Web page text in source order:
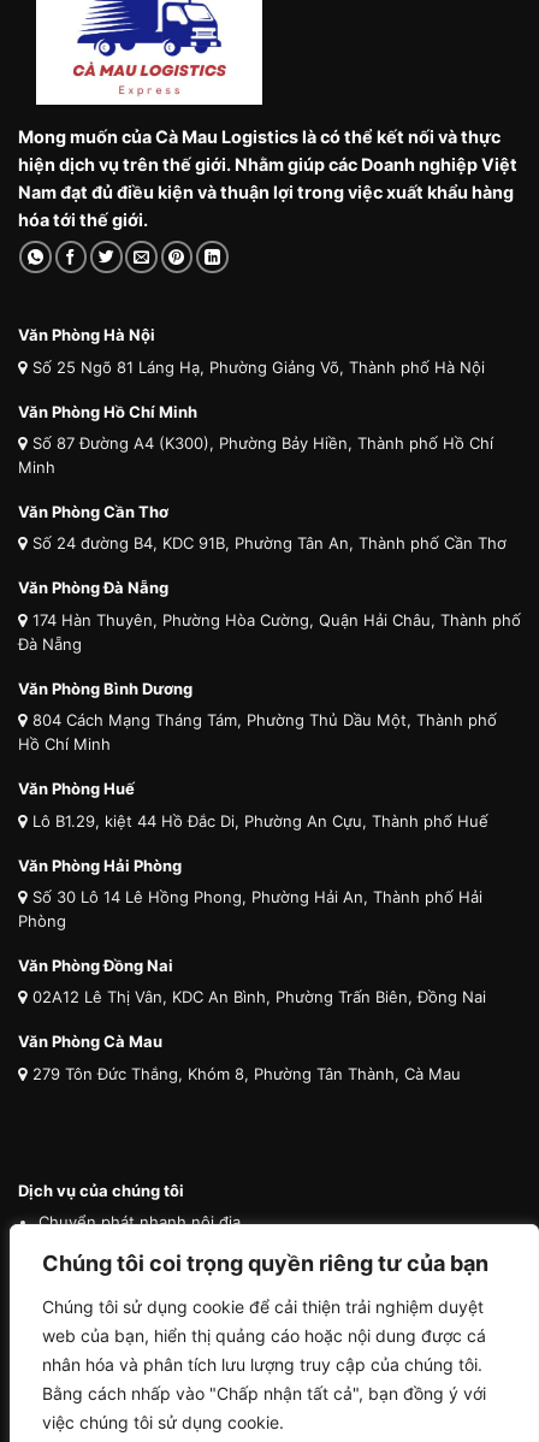
Chúng tôi coi trọng quyền riêng tư của bạn
Chúng tôi sử dụng cookie để cải thiện trải nghiệm duyệt
web của bạn, hiển thị quảng cáo hoặc nội dung được cá
nhân hóa và phân tích lưu lượng truy cập của chúng tôi.
Bằng cách nhấp vào "Chấp nhận tất cả", bạn đồng ý với
việc chúng tôi sử dụng cookie.
Mong muốn của Cà Mau Logistics là có thể kết nối và thực
hiện dịch vụ trên thế giới. Nhằm giúp các Doanh nghiệp Việt
Nam đạt đủ điều kiện và thuận lợi trong việc xuất khẩu hàng
hóa tới thế giới.
Văn Phòng Hà Nội
Số 25 Ngõ 81 Láng Hạ, Phường Giảng Võ, Thành phố Hà Nội
Văn Phòng Hồ Chí Minh
Số 87 Đường A4 (K300), Phường Bảy Hiền, Thành phố Hồ Chí
Minh
Văn Phòng Cần Thơ
Số 24 đường B4, KDC 91B, Phường Tân An, Thành phố Cần Thơ
Văn Phòng Đà Nẵng
174 Hàn Thuyên, Phường Hòa Cường, Quận Hải Châu, Thành phố
Đà Nẵng
Văn Phòng Bình Dương
804 Cách Mạng Tháng Tám, Phường Thủ Dầu Một, Thành phố
Hồ Chí Minh
Văn Phòng Huế
Lô B1.29, kiệt 44 Hồ Đắc Di, Phường An Cựu, Thành phố Huế
Văn Phòng Hải Phòng
Số 30 Lô 14 Lê Hồng Phong, Phường Hải An, Thành phố Hải
Phòng
Văn Phòng Đồng Nai
02A12 Lê Thị Vân, KDC An Bình, Phường Trấn Biên, Đồng Nai
Văn Phòng Cà Mau
279 Tôn Đức Thắng, Khóm 8, Phường Tân Thành, Cà Mau
Dịch vụ của chúng tôi
Chuyển phát nhanh nội địa
Chuyển phát nhanh quốc tế
Vận chuyển thú cưng
Mua hộ hàng nước ngoài